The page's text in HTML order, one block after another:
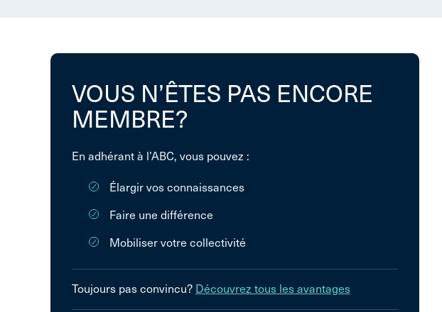
VOUS N’ÊTES PAS ENCORE
MEMBRE?
En adhérant à l’ABC, vous pouvez :
Élargir vos connaissances
Faire une différence
Mobiliser votre collectivité
Toujours pas convincu? Découvrez tous les avantages